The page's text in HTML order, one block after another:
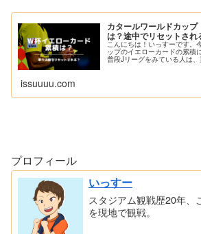
カタールワールドカッ
は？途中でリセットされ
こんにちは！いっすーです。
ップのイエローカードの累積
普段Jリーグをみている人は
issuuuu.com
プロフィール
いっすー
スタジアム観戦歴20年、
を現地で観戦。